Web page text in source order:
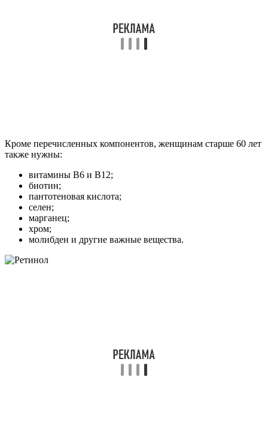
Кроме перечисленных компонентов, женщинам старше 60 лет
также нужны:
витамины В6 и В12;
биотин;
пантотеновая кислота;
селен;
марганец;
хром;
молибден и другие важные вещества.